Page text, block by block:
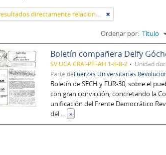
Sólo resultados directamente relacionados
Ordenar por: Título
Boletín compañera Delfy
SV UCA.CRAI-PFI-AH 1-8-8-2 Unidad
Parte deFuerzas Universitarias
Boletín de SECH y FUR-30, sobre el
con gran convicción, concretando la
unificación del Frente Democrático
del ... »